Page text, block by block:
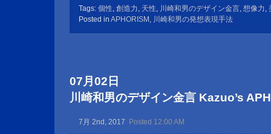
Tags: 個性, 創造力, 天性, 川崎和男のデザイン金言, 想像力,
Posted in APHORISM , 川崎和男の発想表現手法
07月02日
川崎和男のデザイン金言 Kazuo’s
7月 2nd, 2017 Posted 12:00 AM